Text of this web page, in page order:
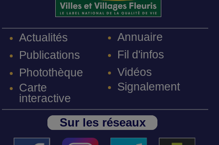
Actualités
Publications
Photothèque
Carte
interactive
Annuaire
Fil d'infos
Vidéos
Signalement
Sur les réseaux